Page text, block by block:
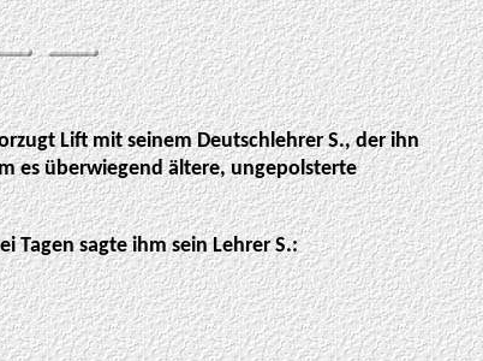
Lift mit seinem Deutschlehrer S., der ihn
es überwiegend ältere, ungepolsterte
Tagen sagte ihm sein Lehrer S.: